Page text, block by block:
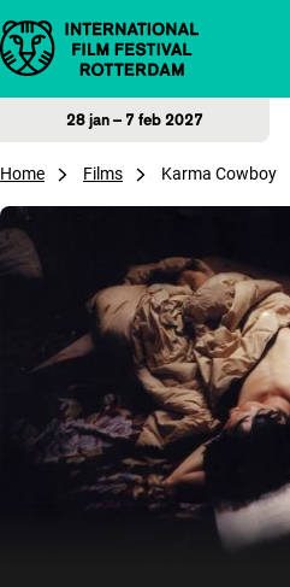
Direct naar inhoud
28 jan – 7 feb 2027
Home Films Karma Cowboy